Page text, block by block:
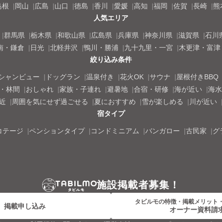
根 岡山 広島 山口 徳島 香川 愛媛 高知 福岡 佐賀 長崎
熊
人気エリア
群馬県 栃木県 和歌山県 広島県 兵庫県 神奈川県 滋賀県
石川
・鎌倉
日光 北軽井沢 鴨川・勝浦 九十九里・一宮
木更津・富津
絞り込み条件
ャンビュー ドッグラン 温泉付き 花火OK サウナ
屋根付きBBQ
林間
おしゃれ 家族・子連れ 避暑地 合宿・研修 海が近い
海
周囲を気にせず過ごせる 夏におすすめ 雪が楽しめる
川が近い
宿タイプ
テージ ペンションタイプ コンドミニアム バンガロー 古民家 グ
施設掲載者募集！
掲載申し込み
タビルモの特徴・掲載メリット
オーナー資料請